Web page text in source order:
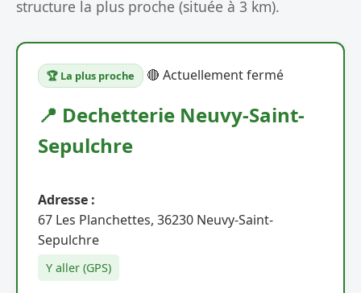
structure la plus proche (située à 3 km).
🏆 La plus proche 🔴 Actuellement fermé
📍 Dechetterie Neuvy-Saint-
Sepulchre
Adresse :
67 Les Planchettes, 36230 Neuvy-Saint-
Sepulchre
Y aller (GPS)